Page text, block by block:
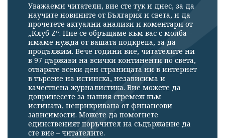
Уважаеми читатели, вие сте тук и днес, за да
научите новините от България и света, и да
прочетете актуални анализи и коментари от
„Клуб Z“. Ние се обръщаме към вас с молба –
имаме нужда от вашата подкрепа, за да
продължим. Вече години вие, читателите ни
в 97 държави на всички континенти по света,
отваряте всеки ден страницата ни в интернет
в търсене на истинска, независима и
качествена журналистика. Вие можете да
допринесете за нашия стремеж към
истината, неприкривана от финансови
зависимости. Можете да помогнете
единственият поръчител на съдържание да
сте вие – читателите.